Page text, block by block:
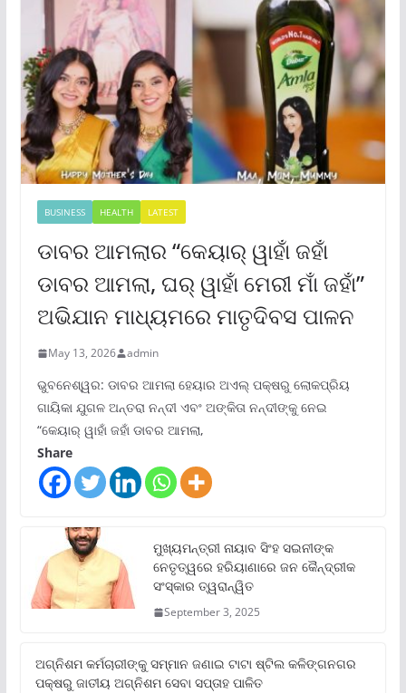
BUSINESS HEALTH LATEST
ଡାବର ଆମଲାର “କେୟାର୍ ୱାହାଁ ଜହାଁ
ଡାବର ଆମଲା, ଘର୍ ୱାହାଁ ମେରୀ ମାଁ ଜହାଁ”
ଅଭିଯାନ ମାଧ୍ୟମରେ ମାତୃଦିବସ ପାଳନ
May 13, 2026 admin
ଭୁବନେଶ୍ୱର: ଡାବର ଆମଲା ହେୟାର ଅଏଲ୍ ପକ୍ଷରୁ ଲୋକପ୍ରିୟ
ଗାୟିକା ଯୁଗଳ ଅନ୍ତରା ନନ୍ଦୀ ଏବଂ ଅଙ୍କିତା ନନ୍ଦୀଙ୍କୁ ନେଇ
“କେୟାର୍ ୱାହାଁ ଜହାଁ ଡାବର ଆମଲା,
Share
ମୁଖ୍ୟମନ୍ତ୍ରୀ ନାୟାବ ସିଂହ ସଇନୀଙ୍କ
ନେତୃତ୍ୱରେ ହରିୟାଣାରେ ଜନ କୈନ୍ଦ୍ରୀକ
ସଂସ୍କାର ତ୍ୱରାନ୍ୱିତ
September 3, 2025
ଅଗ୍ନିଶମ କର୍ମଚାରୀଙ୍କୁ ସମ୍ମାନ ଜଣାଇ ଟାଟା ଷ୍ଟିଲ କଳିଙ୍ଗନଗର
ପକ୍ଷରୁ ଜାତୀୟ ଅଗ୍ନିଶମ ସେବା ସପ୍ତାହ ପାଳିତ